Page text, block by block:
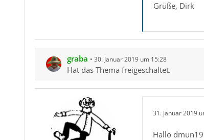
Grüße, Dirk
graba 30. Januar 2019 um 15:28
Hat das Thema freigeschaltet.
31. Januar 2019
Hallo